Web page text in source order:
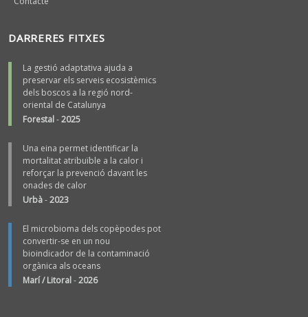
DARRERES FITXES
La gestió adaptativa ajuda a
preservar els serveis ecosistèmics
dels boscos a la regió nord-
oriental de Catalunya
Forestal-2025
Una eina permet identificar la
mortalitat atribuïble a la calor i
reforçar la prevenció davant les
onades de calor
Urbà-2023
El microbioma dels copèpodes pot
convertir-se en un nou
bioindicador de la contaminació
orgànica als oceans
Marí / Litoral-2026